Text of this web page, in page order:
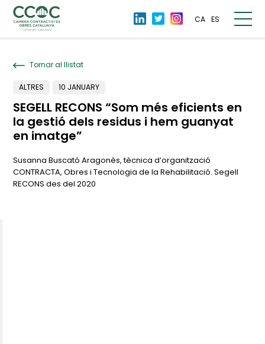
CA ES
Tornar al llistat
ALTRES 10 JANUARY
SEGELL RECONS “Som més eficients en
la gestió dels residus i hem guanyat
en imatge”
Susanna Buscató Aragonès, tècnica d’organització
CONTRACTA, Obres i Tecnologia de la Rehabilitació. Segell
RECONS des del 2020